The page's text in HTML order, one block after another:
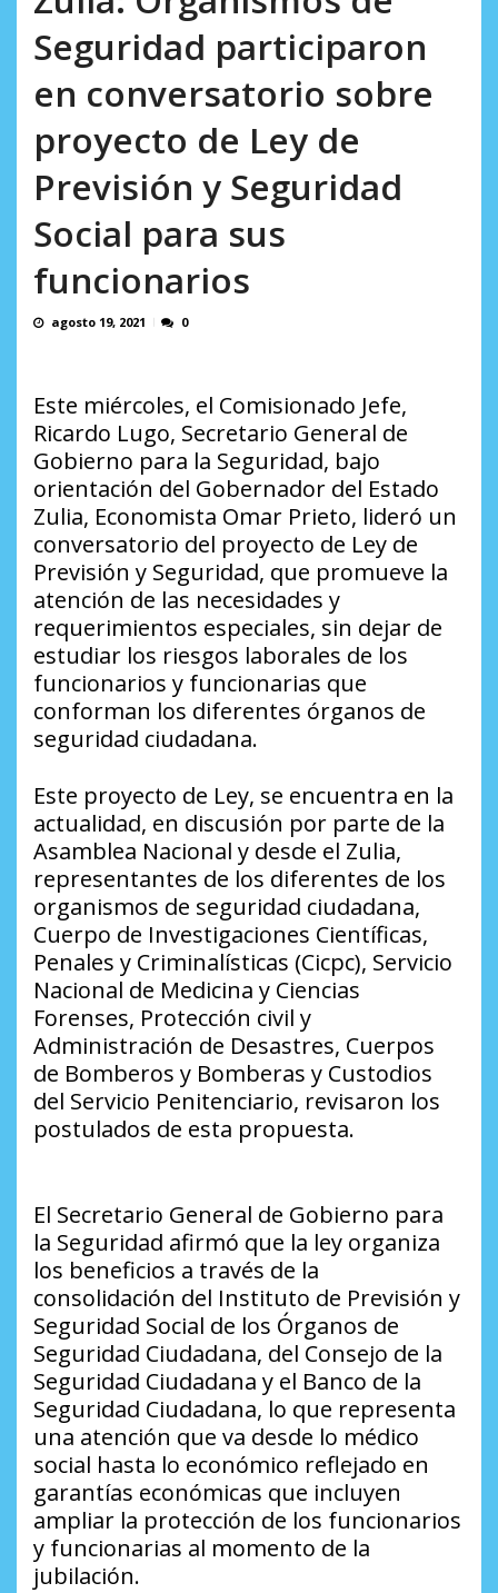
Seguridad participaron
en conversatorio sobre
proyecto de Ley de
Previsión y Seguridad
Social para sus
funcionarios
agosto 19, 2021 0
Este miércoles, el Comisionado Jefe,
Ricardo Lugo, Secretario General de
Gobierno para la Seguridad, bajo
orientación del Gobernador del Estado
Zulia, Economista Omar Prieto, lideró un
conversatorio del proyecto de Ley de
Previsión y Seguridad, que promueve la
atención de las necesidades y
requerimientos especiales, sin dejar de
estudiar los riesgos laborales de los
funcionarios y funcionarias que
conforman los diferentes órganos de
seguridad ciudadana.
Este proyecto de Ley, se encuentra en la
actualidad, en discusión por parte de la
Asamblea Nacional y desde el Zulia,
representantes de los diferentes de los
organismos de seguridad ciudadana,
Cuerpo de Investigaciones Científicas,
Penales y Criminalísticas (Cicpc), Servicio
Nacional de Medicina y Ciencias
Forenses, Protección civil y
Administración de Desastres, Cuerpos
de Bomberos y Bomberas y Custodios
del Servicio Penitenciario, revisaron los
postulados de esta propuesta.
El Secretario General de Gobierno para
la Seguridad afirmó que la ley organiza
los beneficios a través de la
consolidación del Instituto de Previsión y
Seguridad Social de los Órganos de
Seguridad Ciudadana, del Consejo de la
Seguridad Ciudadana y el Banco de la
Seguridad Ciudadana, lo que representa
una atención que va desde lo médico
social hasta lo económico reflejado en
garantías económicas que incluyen
ampliar la protección de los funcionarios
y funcionarias al momento de la
jubilación.